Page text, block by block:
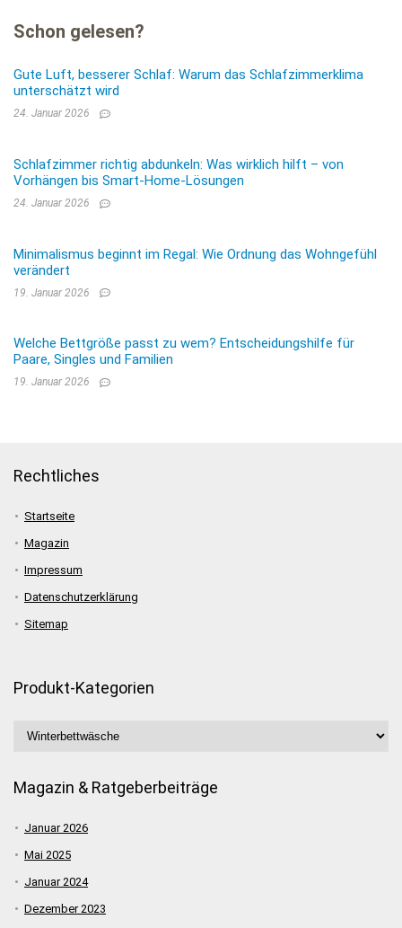
Schon gelesen?
Gute Luft, besserer Schlaf: Warum das Schlafzimmerklima
unterschätzt wird
24. Januar 2026
Schlafzimmer richtig abdunkeln: Was wirklich hilft – von
Vorhängen bis Smart-Home-Lösungen
24. Januar 2026
Minimalismus beginnt im Regal: Wie Ordnung das Wohngefühl
verändert
19. Januar 2026
Welche Bettgröße passt zu wem? Entscheidungshilfe für
Paare, Singles und Familien
19. Januar 2026
Rechtliches
Startseite
Magazin
Impressum
Datenschutzerklärung
Sitemap
Produkt-Kategorien
Magazin & Ratgeberbeiträge
Januar 2026
Mai 2025
Januar 2024
Dezember 2023